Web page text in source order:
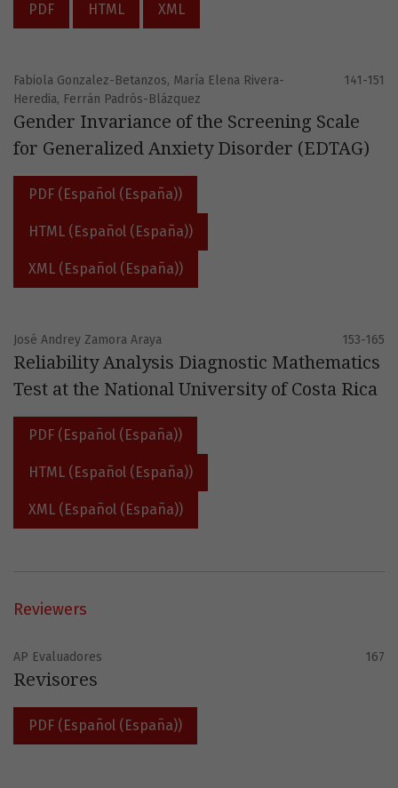
PDF HTML XML
Fabiola Gonzalez-Betanzos, María Elena Rivera-
Heredia, Ferrán Padrós-Blázquez
141-151
Gender Invariance of the Screening Scale
for Generalized Anxiety Disorder (EDTAG)
PDF (Español (España))
HTML (Español (España))
XML (Español (España))
José Andrey Zamora Araya 153-165
Reliability Analysis Diagnostic Mathematics
Test at the National University of Costa Rica
PDF (Español (España))
HTML (Español (España))
XML (Español (España))
Reviewers
AP Evaluadores 167
Revisores
PDF (Español (España))